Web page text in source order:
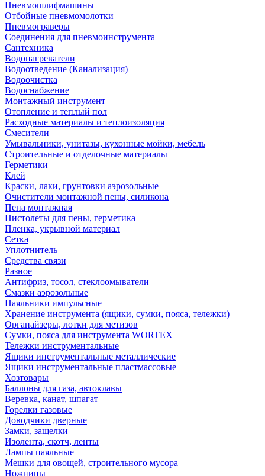
Пневмошлифмашины
Отбойные пневмомолотки
Пневмограверы
Соединения для пневмоинструмента
Сантехника
Водонагреватели
Водоотведение (Канализация)
Водоочистка
Водоснабжение
Монтажный инструмент
Отопление и теплый пол
Расходные материалы и теплоизоляция
Смесители
Умывальники, унитазы, кухонные мойки, мебель
Строительные и отделочные материалы
Герметики
Клей
Краски, лаки, грунтовки аэрозольные
Очистители монтажной пены, силикона
Пена монтажная
Пистолеты для пены, герметика
Пленка, укрывной материал
Сетка
Уплотнитель
Средства связи
Разное
Антифриз, тосол, стеклоомыватели
Смазки аэрозольные
Паяльники импульсные
Хранение инструмента (ящики, сумки, пояса, тележки)
Органайзеры, лотки для метизов
Сумки, пояса для инструмента WORTEX
Тележки инструментальные
Ящики инструментальные металлические
Ящики инструментальные пластмассовые
Хозтовары
Баллоны для газа, автоклавы
Веревка, канат, шпагат
Горелки газовые
Доводчики дверные
Замки, защелки
Изолента, скотч, ленты
Лампы паяльные
Мешки для овощей, строительного мусора
Ножницы